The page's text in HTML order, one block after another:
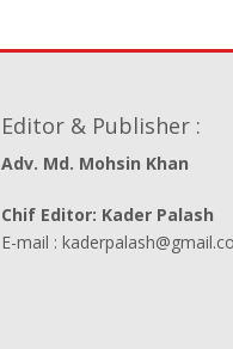
Editor & Publisher :
Adv. Md. Mohsin Khan
Chif Editor: Kader Palash
E-mail :